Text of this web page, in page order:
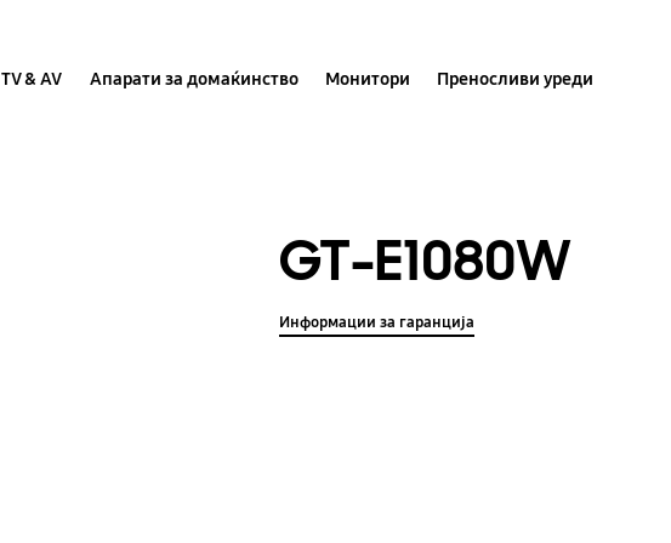
TV & AV Апарати за домаќинство Монитори Преносливи уреди
GT-E1080W
Информации за гаранција